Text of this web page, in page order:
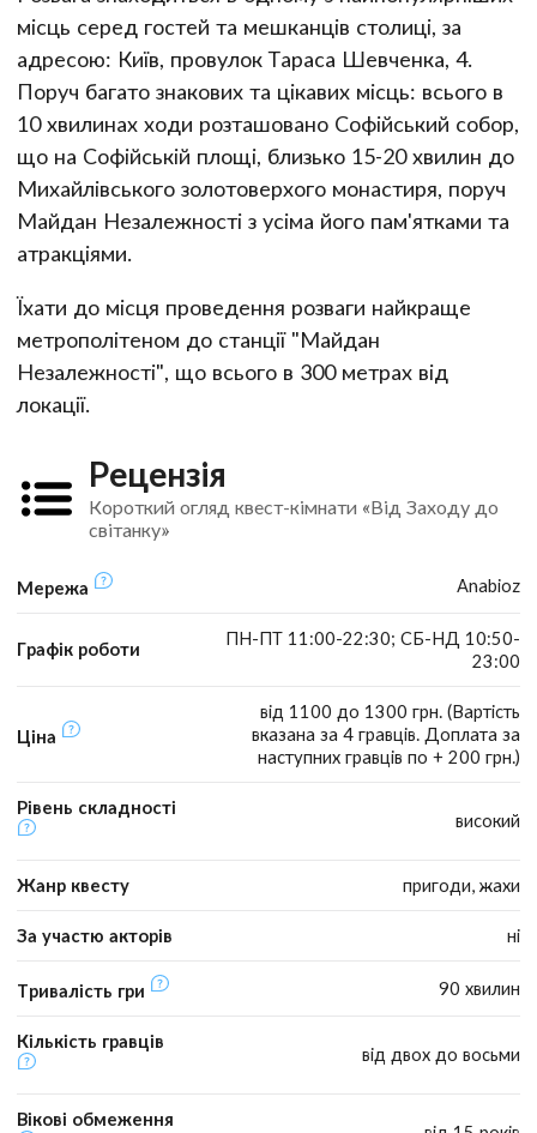
місць серед гостей та мешканців столиці, за
адресою: Київ, провулок Тараса Шевченка, 4.
Поруч багато знакових та цікавих місць: всього в
10 хвилинах ходи розташовано Софійський собор,
що на Софійській площі, близько 15-20 хвилин до
Михайлівського золотоверхого монастиря, поруч
Майдан Незалежності з усіма його пам'ятками та
атракціями.
Їхати до місця проведення розваги найкраще
метрополітеном до станції "Майдан
Незалежності", що всього в 300 метрах від
локації.
Рецензія
Короткий огляд квест-кімнати «Від Заходу до
світанку»
Мережа Anabioz
Графік роботи
ПН-ПТ 11:00-22:30; СБ-НД 10:50-
23:00
Ціна
від 1100 до 1300 грн. (Вартість
вказана за 4 гравців. Доплата за
наступних гравців по + 200 грн.)
Рівень складності
високий
Жанр квесту пригоди, жахи
За участю акторів ні
Тривалість гри 90 хвилин
Кількість гравців
від двох до восьми
Вікові обмеження